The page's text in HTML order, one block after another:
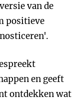
van de
positieve
en geeft
ontdekken wat